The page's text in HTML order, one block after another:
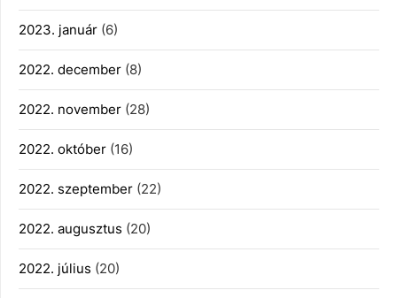
2023. január (6)
2022. december (8)
2022. november (28)
2022. október (16)
2022. szeptember (22)
2022. augusztus (20)
2022. július (20)